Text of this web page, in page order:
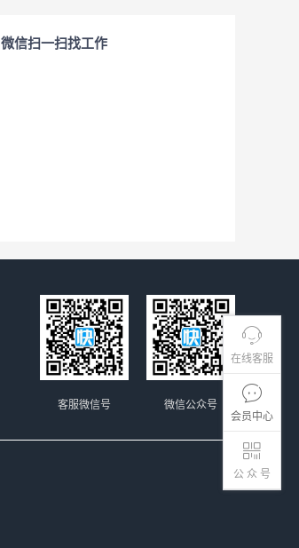
在线客服
会员中心
公 众 号
微信扫一扫找工作
微信公众号
客服微信号